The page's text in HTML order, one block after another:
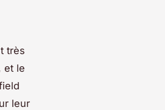
très
et le
leur